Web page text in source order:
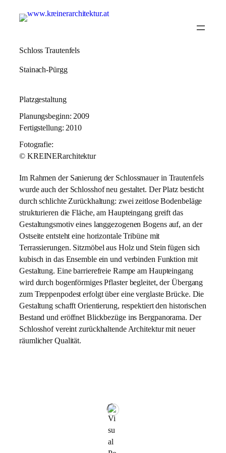
Schloss Trautenfels
Stainach-Pürgg
Platzgestaltung
Planungsbeginn: 2009
Fertigstellung: 2010
Fotografie:
© KREINERarchitektur
Im Rahmen der Sanierung der Schlossmauer in Trautenfels
wurde auch der Schlosshof neu gestaltet. Der Platz besticht
durch schlichte Zurückhaltung: zwei zeitlose Bodenbeläge
strukturieren die Fläche, am Haupteingang greift das
Gestaltungsmotiv eines langgezogenen Bogens auf, an der
Ostseite entsteht eine horizontale Tribüne mit
Terrassierungen. Sitzmöbel aus Holz und Stein fügen sich
kubisch in das Ensemble ein und verbinden Funktion mit
Gestaltung. Eine barrierefreie Rampe am Haupteingang
wird durch bogenförmiges Pflaster begleitet, der Übergang
zum Treppenpodest erfolgt über eine verglaste Brücke. Die
Gestaltung schafft Orientierung, respektiert den historischen
Bestand und eröffnet Blickbezüge ins Bergpanorama. Der
Schlosshof vereint zurückhaltende Architektur mit neuer
räumlicher Qualität.